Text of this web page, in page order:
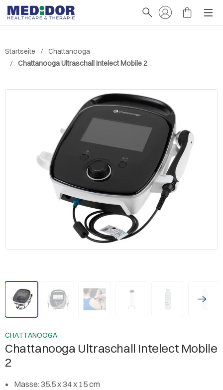
Startseite
Chattanooga
Chattanooga Ultraschall Intelect Mobile 2
CHATTANOOGA
Chattanooga Ultraschall Intelect Mobile
2
Masse: 35.5 x 34 x 15 cm